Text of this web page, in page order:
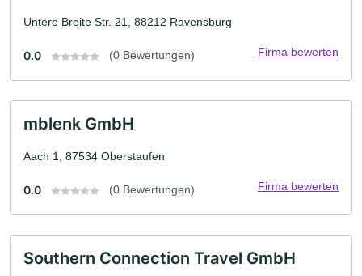
Untere Breite Str. 21, 88212 Ravensburg
0.0 (0 Bewertungen) Firma bewerten
mblenk GmbH
Aach 1, 87534 Oberstaufen
0.0 (0 Bewertungen) Firma bewerten
Southern Connection Travel GmbH